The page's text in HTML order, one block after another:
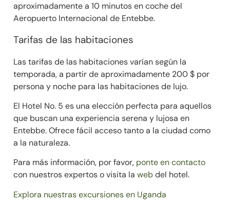
aproximadamente a 10 minutos en coche del
Aeropuerto Internacional de Entebbe.
Tarifas de las habitaciones
Las tarifas de las habitaciones varían según la
temporada, a partir de aproximadamente 200 $ por
persona y noche para las habitaciones de lujo.
El Hotel No. 5 es una elección perfecta para aquellos
que buscan una experiencia serena y lujosa en
Entebbe. Ofrece fácil acceso tanto a la ciudad como
a la naturaleza.
Para más información, por favor, ponte en contacto
con nuestros expertos o visita la webdel hotel.
Explora nuestras excursiones en Uganda